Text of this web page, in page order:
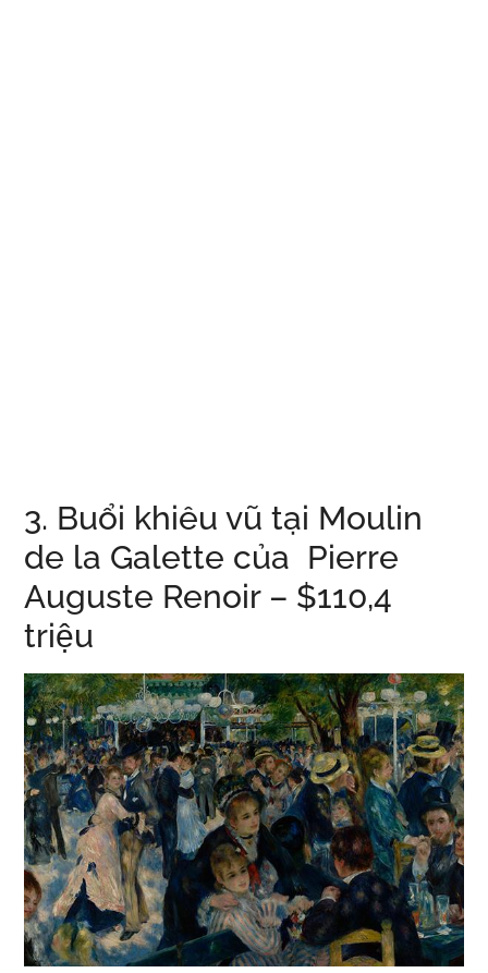
3. Buổi khiêu vũ tại Moulin
de la Galette của Pierre
Auguste Renoir – $110,4
triệu